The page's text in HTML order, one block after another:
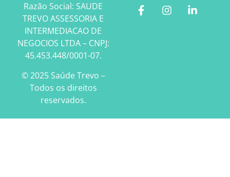
Razão Social: SAUDE
TREVO ASSESSORIA E
INTERMEDIACAO DE
NEGOCIOS LTDA – CNPJ:
45.453.448/0001-07.
© 2025 Saúde Trevo –
Todos os direitos
reservados.